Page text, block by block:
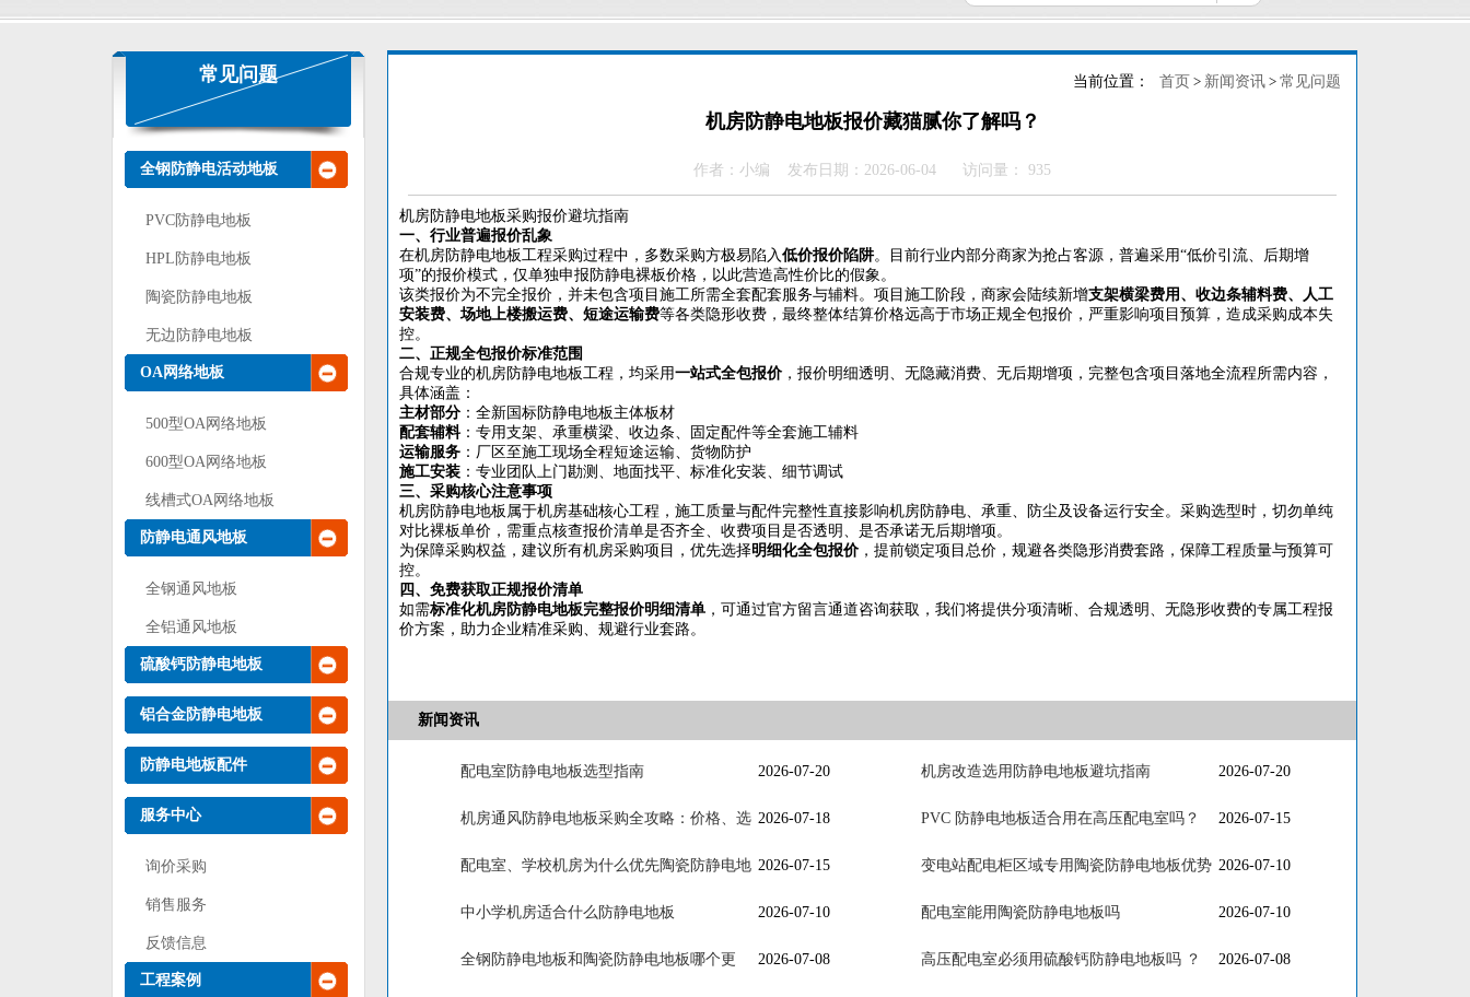
常见问题
全钢防静电活动地板
PVC防静电地板
HPL防静电地板
陶瓷防静电地板
无边防静电地板
OA网络地板
500型OA网络地板
600型OA网络地板
线槽式OA网络地板
防静电通风地板
全钢通风地板
全铝通风地板
硫酸钙防静电地板
铝合金防静电地板
防静电地板配件
服务中心
询价采购
销售服务
反馈信息
工程案例
当前位置： 首页 > 新闻资讯 > 常见问题
机房防静电地板报价藏猫腻你了解吗？
作者：小编 发布日期：2026-06-04 访问量： 935
机房防静电地板采购报价避坑指南
一、行业普遍报价乱象
在机房防静电地板工程采购过程中，多数采购方极易陷入低价报价陷阱。目前行业内部分商家为抢占客源，普遍采用“低价引流、后期增
项”的报价模式，仅单独申报防静电裸板价格，以此营造高性价比的假象。
该类报价为不完全报价，并未包含项目施工所需全套配套服务与辅料。项目施工阶段，商家会陆续新增支架横梁费用、收边条辅料费、人工
安装费、场地上楼搬运费、短途运输费等各类隐形收费，最终整体结算价格远高于市场正规全包报价，严重影响项目预算，造成采购成本失
控。
二、正规全包报价标准范围
合规专业的机房防静电地板工程，均采用一站式全包报价，报价明细透明、无隐藏消费、无后期增项，完整包含项目落地全流程所需内容，
具体涵盖：
主材部分 ：全新国标防静电地板主体板材
配套辅料：专用支架、承重横梁、收边条、固定配件等全套施工辅料
运输服务 ：厂区至施工现场全程短途运输、货物防护
施工安装 ：专业团队上门勘测、地面找平、标准化安装、细节调试
三、采购核心注意事项
机房防静电地板属于机房基础核心工程，施工质量与配件完整性直接影响机房防静电、承重、防尘及设备运行安全。采购选型时，切勿单纯
对比裸板单价，需重点核查报价清单是否齐全、收费项目是否透明、是否承诺无后期增项。
为保障采购权益，建议所有机房采购项目，优先选择明细化全包报价，提前锁定项目总价，规避各类隐形消费套路，保障工程质量与预算可
控。
四、免费获取正规报价清单
如需标准化机房防静电地板完整报价明细清单 ，可通过官方留言通道咨询获取，我们将提供分项清晰、合规透明、无隐形收费的专属工程报
价方案，助力企业精准采购、规避行业套路。
新闻资讯
2026-07-20
配电室防静电地板选型指南 2026-07-20
机房改造选用防静电地板避坑指南
2026-07-18
​机房通风防静电地板采购全攻略：价格、选
2026-07-15
PVC 防静电地板适合用在高压配电室吗？
2026-07-15
配电室、学校机房为什么优先陶瓷防静电地
2026-07-10
变电站配电柜区域专用陶瓷防静电地板优势
2026-07-10
中小学机房适合什么防静电地板 2026-07-10
配电室能用陶瓷防静电地板吗
2026-07-08
全钢防静电地板和陶瓷防静电地板哪个更
2026-07-08
高压配电室必须用硫酸钙防静电地板吗 ？